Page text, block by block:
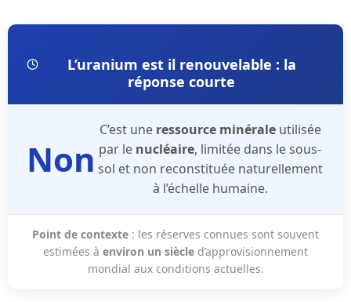
L’uranium est il renouvelable : la
réponse courte
Non
C’est une ressource minéraleutilisée
par le nucléaire, limitée dans le sous-
sol et non reconstituée naturellement
à l’échelle humaine.
Point de contexte : les réserves connues sont souvent
estimées à environ un siècle d’approvisionnement
mondial aux conditions actuelles.